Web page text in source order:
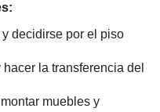
decidirse por el piso
la transferencia del
muebles y